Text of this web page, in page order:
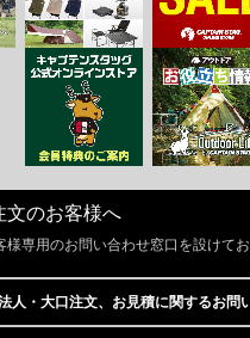
文のお客様へ
専用のお問い合わせ窓口を設けてお
人・大口注文、お見積に関するお問